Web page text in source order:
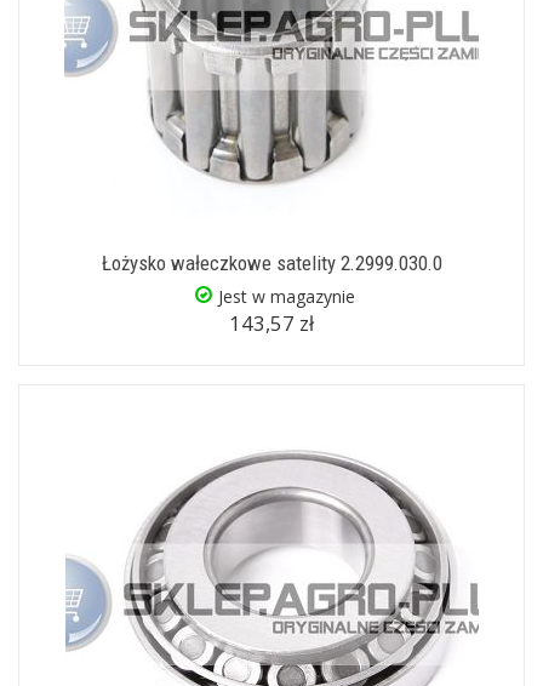
Łożysko wałeczkowe satelity 2.2999.030.0
Jest w magazynie
143,57 zł